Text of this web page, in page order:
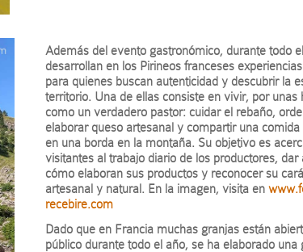
Además del evento gastronómico, durante todo
desarrollan en los Pirineos franceses
para quienes buscan autenticidad y descubrir la
territorio. Una de ellas consiste en vivir, por unas
como un verdadero pastor: cuidar el rebaño,
elaborar queso artesanal y compartir una comida
en una borda en la montaña. Su objetivo es
visitantes al trabajo diario de los productores, dar
cómo elaboran sus productos y reconocer su
artesanal y natural. En la imagen, visita en
recebire.com
Dado que en Francia muchas granjas están
público durante todo el año, se ha elaborado una